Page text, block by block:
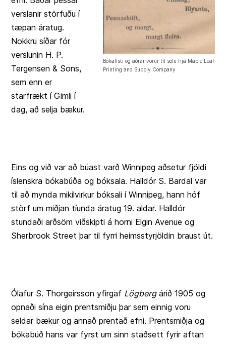
Bókalisti og aðrar vörur til sölu hjá Maple Leaf
Printing and Supply Company
verslanir störfuðu í
tæpan áratug.
Nokkru síðar fór
verslunin H. P.
Tergensen & Sons,
sem enn er
starfrækt í Gimli í
dag, að selja bækur.
Eins og við var að búast varð Winnipeg aðsetur fjöldi
íslenskra bókabúða og bóksala. Halldór S. Bardal var
til að mynda mikilvirkur bóksali í Winnipeg, hann hóf
störf um miðjan tíunda áratug 19. aldar. Halldór
stundaði arðsöm viðskipti á horni Elgin Avenue og
Sherbrook Street þar til fyrri heimsstyrjöldin braust út.
Ólafur S. Thorgeirsson yfirgaf Lögbergárið 1905 og
opnaði sína eigin prentsmiðju þar sem einnig voru
seldar bækur og annað prentað efni. Prentsmiðja og
bókabúð hans var fyrst um sinn staðsett fyrir aftan